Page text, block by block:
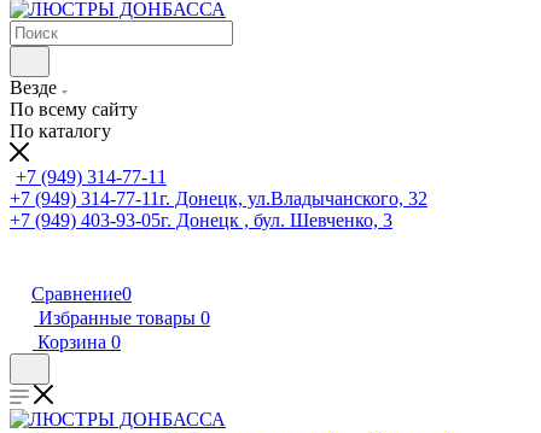
Везде
По всему сайту
По каталогу
+7 (949) 314-77-11
+7 (949) 314-77-11г. Донецк, ул.Владычанского, 32
+7 (949) 403-93-05г. Донецк , бул. Шевченко, 3
Сравнение0
Избранные товары 0
Корзина 0